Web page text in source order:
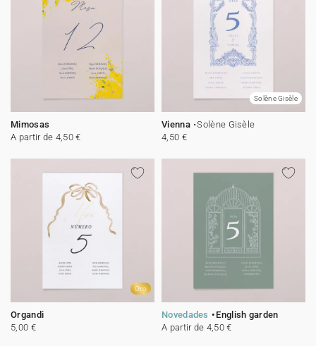
Mimosas
A partir de 4,50 €
Solène Gisèle
Vienna
Solène Gisèle
4,50 €
Oro
Organdi
5,00 €
Novedades
English garden
A partir de 4,50 €